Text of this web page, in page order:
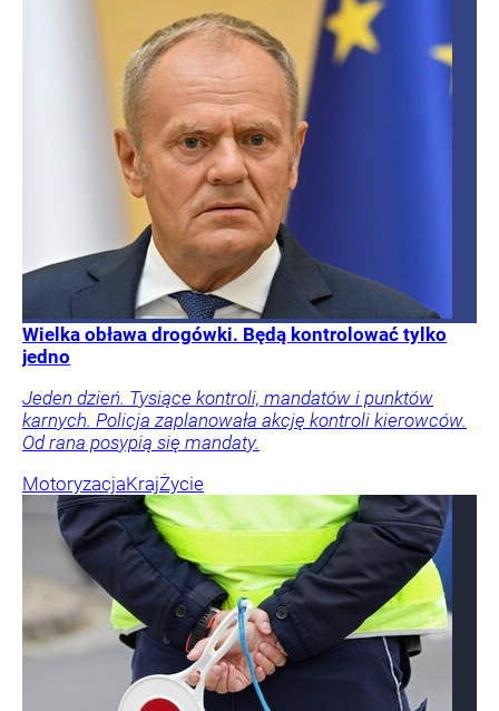
Wielka obława drogówki. Będą kontrolować tylko
jedno
Jeden dzień. Tysiące kontroli, mandatów i punktów
karnych. Policja zaplanowała akcję kontroli kierowców.
Od rana posypią się mandaty.
MotoryzacjaKrajŻycie